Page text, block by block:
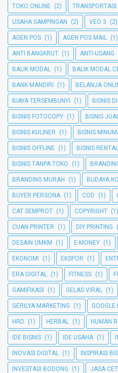
TOKO ONLINE (2) TRANSPORTASI
USAHA SAMPINGAN (2) VEO 3 (2)
AGEN POS (1) AGEN POS MAIL (1)
ANTI BANGKRUT (1) ANTI-USANG
BALIK MODAL (1) BALIK MODAL
BANK MANDIRI (1) BELANJA
BIAYA TERSEMBUNYI (1) BISNIS
BISNIS FOTOCOPY (1) BISNIS
BISNIS KULINER (1) BISNIS
BISNIS OFFLINE (1) BISNIS
BISNIS TANPA TOKO (1)
BRANDING MURAH (1) BUDAYA
BUYER PERSONA (1) COD (1)
CAT SEMPROT (1) COPYRIGHT (1)
CUAN PRINTER (1) DIY PRINTING
DESAIN UMKM (1) E-MONEY (1)
EKONOMI (1) EKSPOR (1)
ERA DIGITAL (1) FITNESS (1)
GAMIFIKASI (1) GELAS VIRAL (1)
GERILYA MARKETING (1) GOOGLE
HRD (1) HERBAL (1) HUMAN
IDE BISNIS (1) IDE USAHA (1)
INOVASI DIGITAL (1) INSPIRASI
INVESTASI BODONG (1) JASA